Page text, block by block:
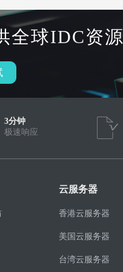
全球IDC资源
3分钟
极速响应
云服务器
香港云服务器
美国云服务器
台湾云服务器